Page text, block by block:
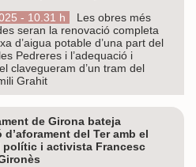
- 10.31 h
Les obres més
seran la renovació completa
d’aigua potable d’una part del
Pedreres i l’adequació i
clavegueram d’un tram del
Grahit
de Girona bateja
d’aforament del Ter amb el
polític i activista Francesc